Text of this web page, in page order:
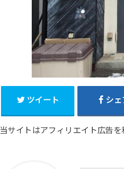
ツイート シェ
当サイトはアフィリエイト広告を